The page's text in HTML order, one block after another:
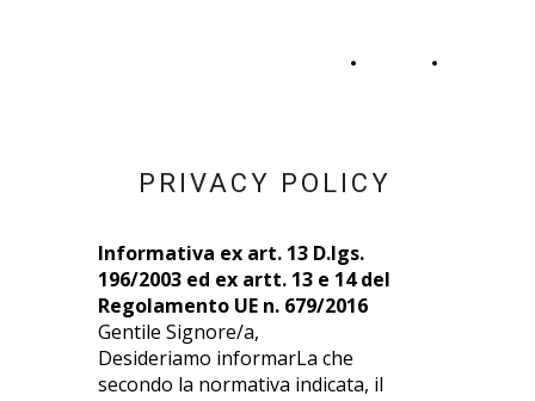
PRIVACY POLICY
Informativa ex art. 13 D.lgs.
196/2003 ed ex artt. 13 e 14 del
Regolamento UE n. 679/2016
Gentile Signore/a,
Desideriamo informarLa che
secondo la normativa indicata, il